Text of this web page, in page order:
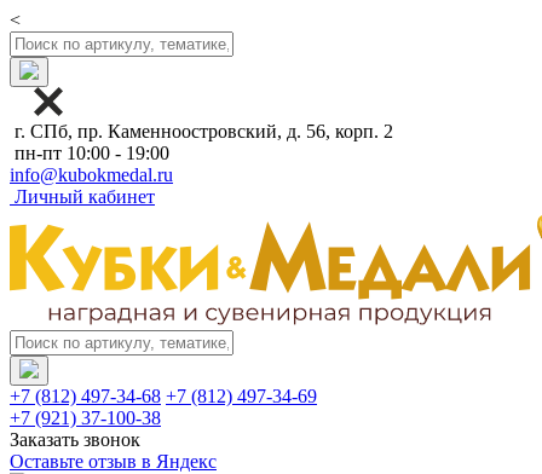
<
г. СПб, пр. Каменноостровский, д. 56, корп. 2
пн-пт 10:00 - 19:00
info@kubokmedal.ru
Личный кабинет
+7 (812) 497-34-68 +7 (812) 497-34-69
+7 (921) 37-100-38
Заказать звонок
Оставьте отзыв в Яндекс